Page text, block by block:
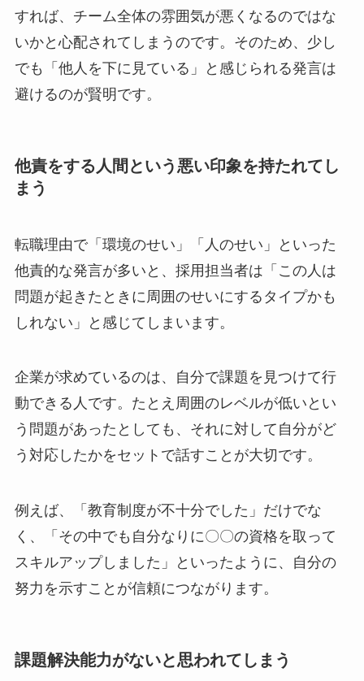
すれば、チーム全体の雰囲気が悪くなるのではな
いかと心配されてしまうのです。そのため、少し
でも「他人を下に見ている」と感じられる発言は
避けるのが賢明です。
他責をする人間という悪い印象を持たれてし
まう
転職理由で「環境のせい」「人のせい」といった
他責的な発言が多いと、採用担当者は「この人は
問題が起きたときに周囲のせいにするタイプかも
しれない」と感じてしまいます。
企業が求めているのは、自分で課題を見つけて行
動できる人です。たとえ周囲のレベルが低いとい
う問題があったとしても、それに対して自分がど
う対応したかをセットで話すことが大切です。
例えば、「教育制度が不十分でした」だけでな
く、「その中でも自分なりに〇〇の資格を取って
スキルアップしました」といったように、自分の
努力を示すことが信頼につながります。
課題解決能力がないと思われてしまう